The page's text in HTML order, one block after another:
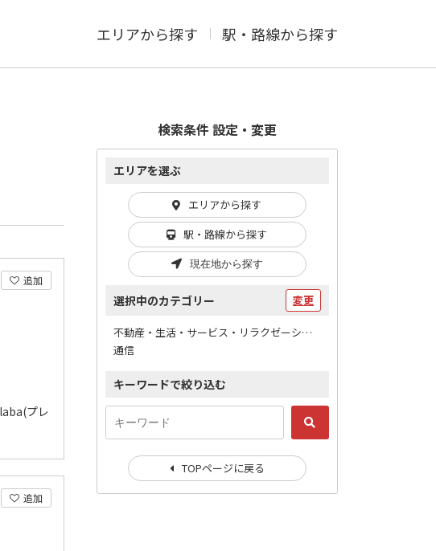
エリアから探す 駅・路線から探す
追加
プレ
追加
検索条件 設定・変更
エリアを選ぶ
エリアから探す
駅・路線から探す
現在地から探す
選択中のカテゴリー 変更
不動産・生活・サービス・リラクゼーション / 携帯電話
通信
キーワードで絞り込む
TOPページに戻る